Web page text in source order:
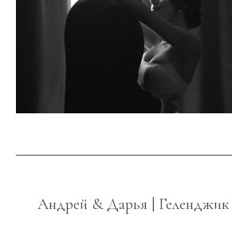
Андрей & Дарья | Геленджик